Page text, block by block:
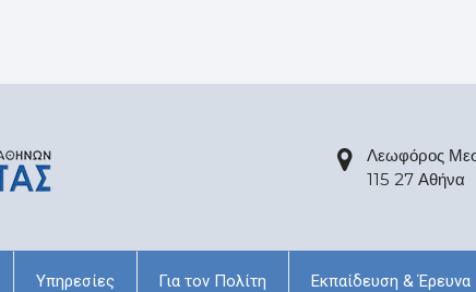
Λεωφόρος
115 27 Αθήνα
Υπηρεσίες Για τον Πολίτη Εκπαίδευση & Έρευνα